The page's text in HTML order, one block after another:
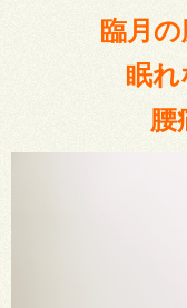
臨月
眠
腰